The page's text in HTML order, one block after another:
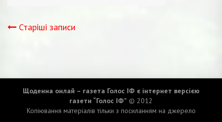
Навігація
Старіші записи
Щоденна онлай – газета Голос ІФ є інтернет версією
газети “Голос ІФ” © 2012
Копіювання матеріалів тільки з посиланням на джерело